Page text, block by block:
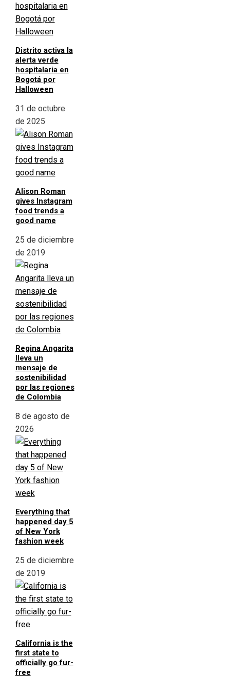
Distrito activa la
alerta verde
hospitalaria en
Bogotá por
Halloween
31 de octubre
de 2025
Alison Roman
gives Instagram
food trends a
good name
25 de diciembre
de 2019
Regina Angarita
lleva un
mensaje de
sostenibilidad
por las regiones
de Colombia
8 de agosto de
2026
Everything that
happened day 5
of New York
fashion week
25 de diciembre
de 2019
California is the
first state to
officially go fur-
free